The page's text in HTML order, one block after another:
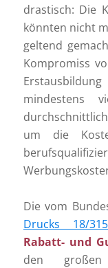
drastisch: Die
könnten nicht
geltend
Kompromiss
mindestens
um die
Die vom
Drucks 18/
Rabatt- und
den großen